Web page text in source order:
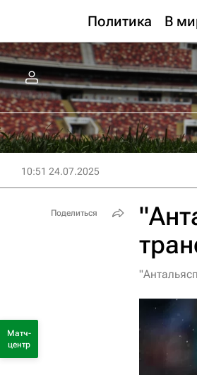
Политика В
10:51 24.07.2025
Поделиться
Матч-
центр